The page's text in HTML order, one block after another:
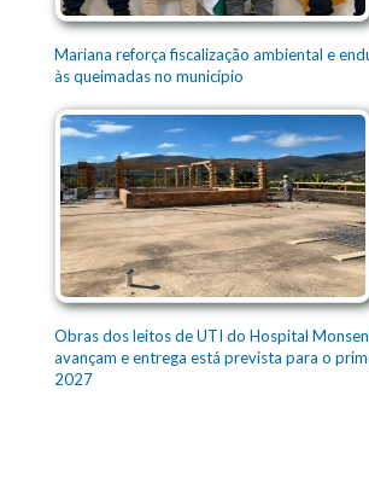
Mariana reforça fiscalização ambiental e
às queimadas no município
Obras dos leitos de UTI do Hospital
avançam e entrega está prevista para o
2027